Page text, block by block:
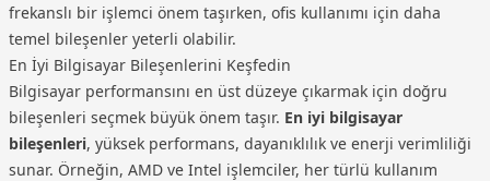
frekanslı bir işlemci önem taşırken, ofis kullanımı için daha
temel bileşenler yeterli olabilir.
En İyi Bilgisayar Bileşenlerini Keşfedin
Bilgisayar performansını en üst düzeye çıkarmak için doğru
bileşenleri seçmek büyük önem taşır. En iyi bilgisayar
bileşenleri, yüksek performans, dayanıklılık ve enerji verimliliği
sunar. Örneğin, AMD ve Intel işlemciler, her türlü kullanım